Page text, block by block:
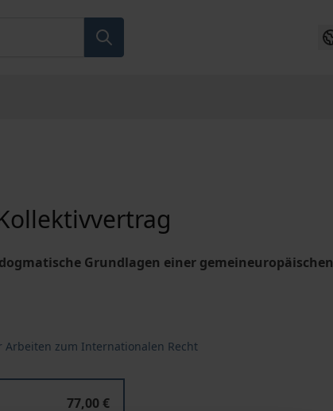
Grundlagen einer gemeineuropäischen
Arbeiten zum Internationalen Recht
77,00 €